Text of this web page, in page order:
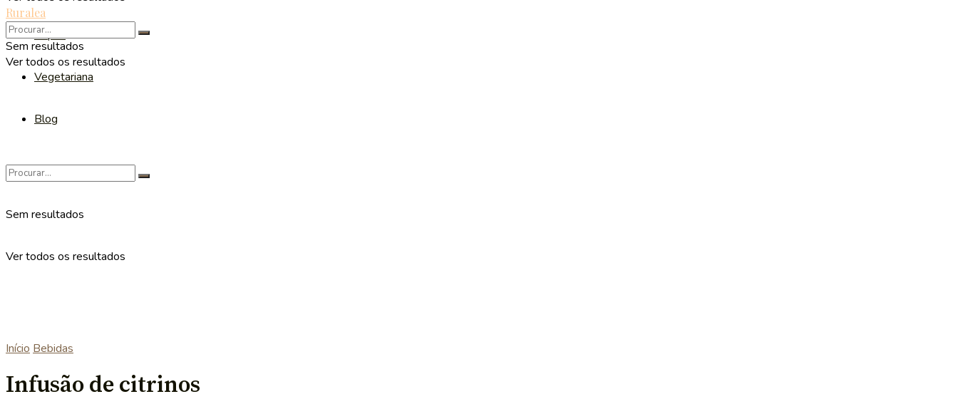
Sopas
Vegetariana
Blog
Sem resultados
Ver todos os resultados
Ruralea
Sem resultados
Ver todos os resultados
Início Bebidas
Infusão de citrinos